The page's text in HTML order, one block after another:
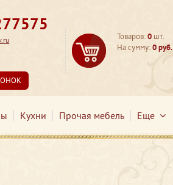
Товаров:0 шт.
На сумму:0 руб.
Кухни Прочая мебель Еще